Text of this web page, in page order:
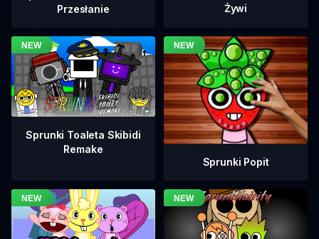
Przesłanie
Żywi
Sprunki Toaleta Skibidi
Remake
Sprunki Popit